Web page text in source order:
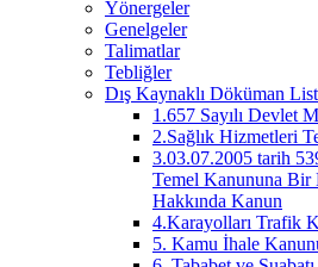
Yönergeler
Genelgeler
Talimatlar
Tebliğler
Dış Kaynaklı Döküman
1.657 Sayılı Devlet
2.Sağlık Hizmetleri
3.03.07.2005 tarih
Temel Kanununa Bir
Hakkında Kanun
4.Karayolları Trafik
5. Kamu İhale